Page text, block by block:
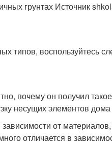
грунтах Источник
типов, воспользуйтесь
почему он получил
несущих элементов
от
отличается в